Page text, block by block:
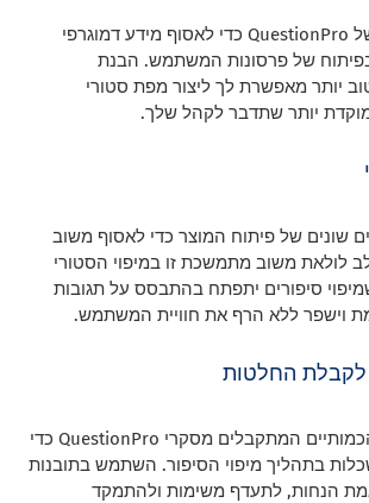
השתמש בסקרים של QuestionPro כדי לאסוף מידע דמוגרפי
בפיתוח של פרסונות המשתמש. הבנת
יותר מאפשרת לך ליצור מפת סטורי
יותר שתדבר לקהל שלך.
שונים של פיתוח המוצר כדי לאסוף משוב
לולאת משוב מתמשכת זו במיפוי הסטורי
סיפורים יתפתח בהתבסס על תגובות
וישפר ללא הרף את חוויית המשתמש.
לקבלת החלטות
השתמש בנתונים הכמותיים המתקבלים מסקרי QuestionPro כדי
בתהליך מיפוי הסיפור. השתמש בתובנות
הנחות, לתעדף משימות ולהתמקד